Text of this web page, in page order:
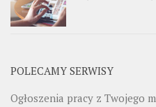
POLECAMY SERWISY
Ogłoszenia pracy z Twojego